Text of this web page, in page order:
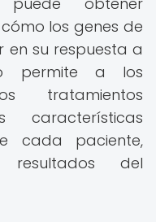
los genes de
en su respuesta a
permite a los
tratamientos
cada paciente,
del